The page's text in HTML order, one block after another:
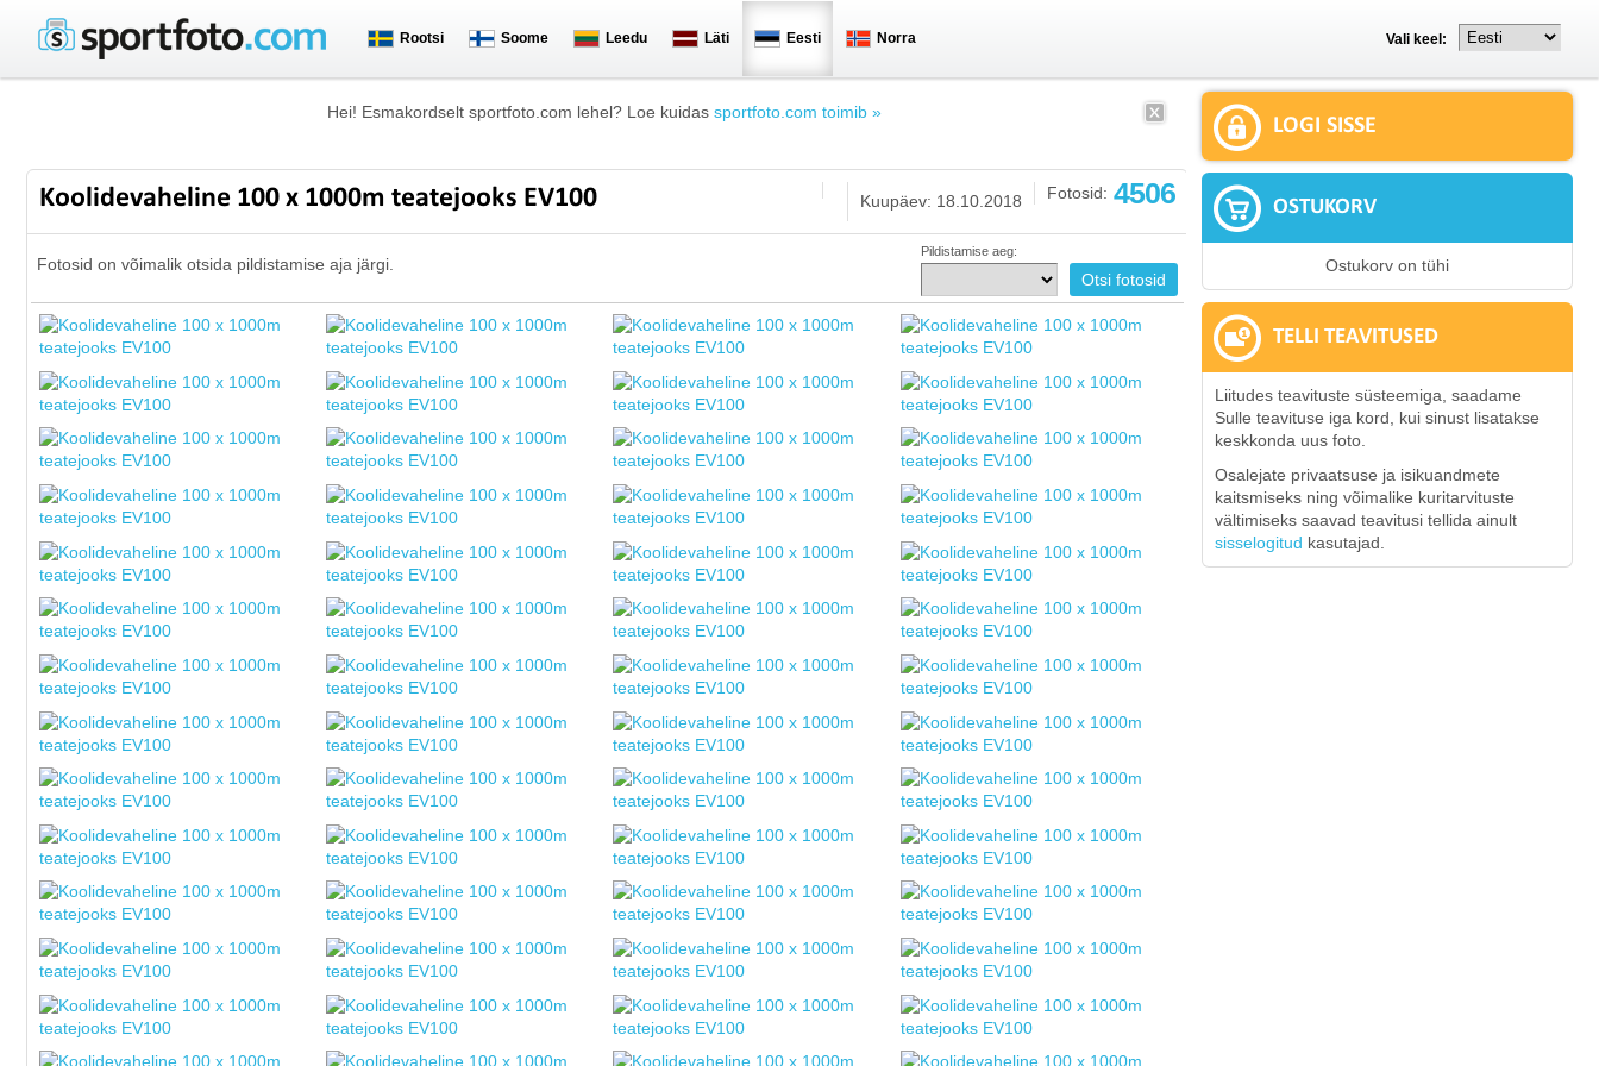
Rootsi Soome Leedu Läti Eesti Norra Vali keel:
Hei! Esmakordselt sportfoto.com lehel? Loe kuidas sportfoto.com toimib »
Koolidevaheline 100 x 1000m teatejooks EV100 Fotosid: 4506
Kuupäev: 18.10.2018
Fotosid on võimalik otsida pildistamise aja järgi.
Pildistamise aeg:
LOGI SISSE
OSTUKORV
Ostukorv on tühi
TELLI TEAVITUSED
Liitudes teavituste süsteemiga, saadame
Sulle teavituse iga kord, kui sinust lisatakse
keskkonda uus foto.
Osalejate privaatsuse ja isikuandmete
kaitsmiseks ning võimalike kuritarvituste
vältimiseks saavad teavitusi tellida ainult
sisselogitud kasutajad.